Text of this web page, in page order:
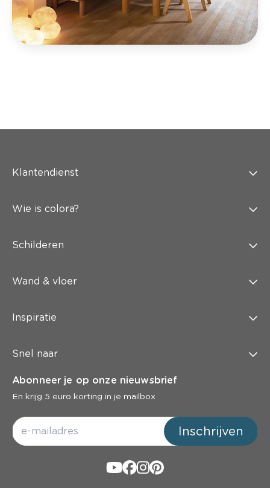
Klantendienst
Wie is colora?
Schilderen
Wand & vloer
Inspiratie
Snel naar
Abonneer je op onze nieuwsbrief
En krijg 5 euro korting in je mailbox
Inschrijven